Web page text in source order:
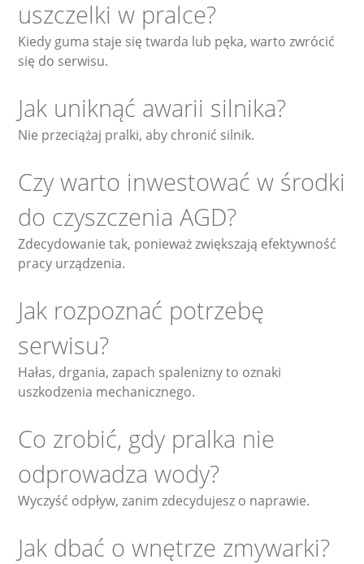
uszczelki w pralce?
Kiedy guma staje się twarda lub pęka, warto zwrócić
się do serwisu.
Jak uniknąć awarii silnika?
Nie przeciążaj pralki, aby chronić silnik.
Czy warto inwestować w środki
do czyszczenia AGD?
Zdecydowanie tak, ponieważ zwiększają efektywność
pracy urządzenia.
Jak rozpoznać potrzebę
serwisu?
Hałas, drgania, zapach spalenizny to oznaki
uszkodzenia mechanicznego.
Co zrobić, gdy pralka nie
odprowadza wody?
Wyczyść odpływ, zanim zdecydujesz o naprawie.
Jak dbać o wnętrze zmywarki?